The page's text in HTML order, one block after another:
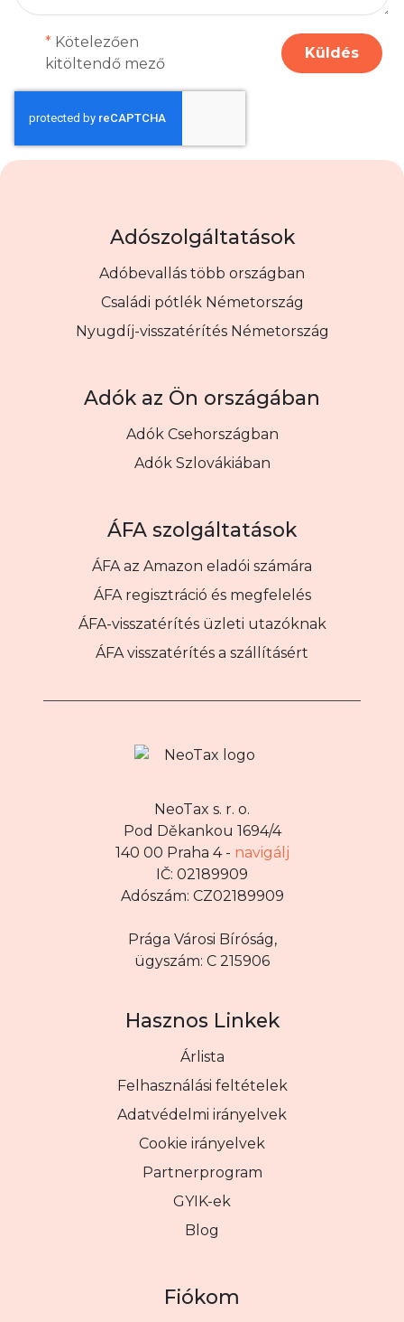
* Kötelezően
kitöltendő mező
Küldés
Adószolgáltatások
Adóbevallás több országban
Családi pótlék Németország
Nyugdíj-visszatérítés Németország
Adók az Ön országában
Adók Csehországban
Adók Szlovákiában
ÁFA szolgáltatások
ÁFA az Amazon eladói számára
ÁFA regisztráció és megfelelés
ÁFA-visszatérítés üzleti utazóknak
ÁFA visszatérítés a szállításért
NeoTax s. r. o.
Pod Děkankou 1694/4
140 00 Praha 4 - navigálj
IČ: 02189909
Adószám: CZ02189909
Prága Városi Bíróság,
ügyszám: C 215906
Hasznos Linkek
Árlista
Felhasználási feltételek
Adatvédelmi irányelvek
Cookie irányelvek
Partnerprogram
GYIK-ek
Blog
Fiókom